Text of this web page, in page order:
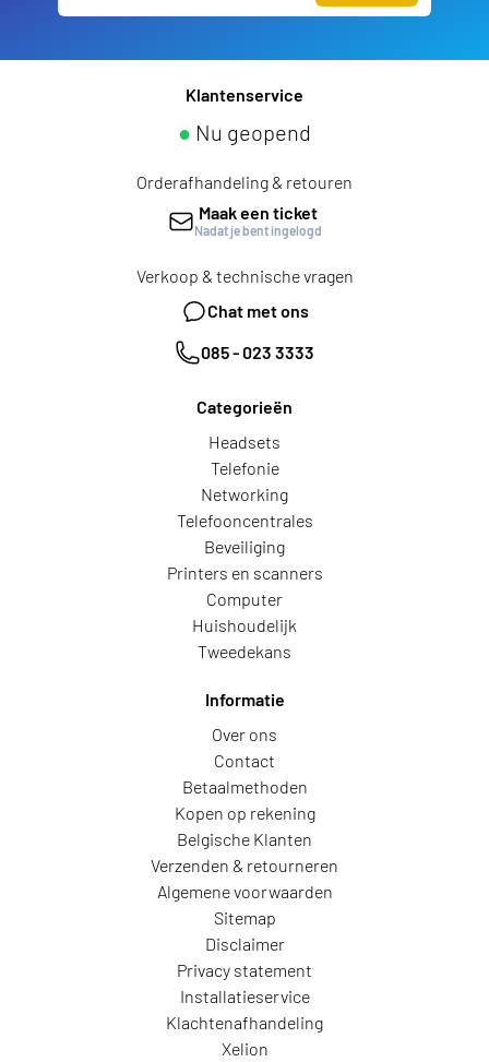
Klantenservice
● Nu geopend
Orderafhandeling & retouren
Maak een ticket
Nadat je bent ingelogd
Verkoop & technische vragen
Chat met ons
085 - 023 3333
Categorieën
Headsets
Telefonie
Networking
Telefooncentrales
Beveiliging
Printers en scanners
Computer
Huishoudelijk
Tweedekans
Informatie
Over ons
Contact
Betaalmethoden
Kopen op rekening
Belgische Klanten
Verzenden & retourneren
Algemene voorwaarden
Sitemap
Disclaimer
Privacy statement
Installatieservice
Klachtenafhandeling
Xelion